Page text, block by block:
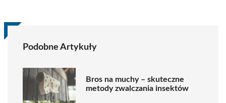
Podobne Artykuły
Bros na muchy – skuteczne
metody zwalczania insektów